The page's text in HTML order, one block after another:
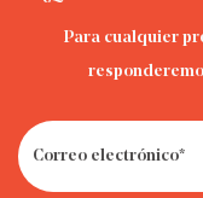
Para cualquier